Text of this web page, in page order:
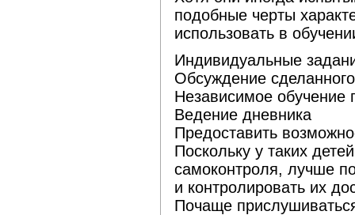
подобные черты
использовать в
Индивидуальные
Обсуждение
Независимое обучение
Ведение дневника
Предоставить
Поскольку у таких
самоконтроля, лучше
и контролировать их
Почаще